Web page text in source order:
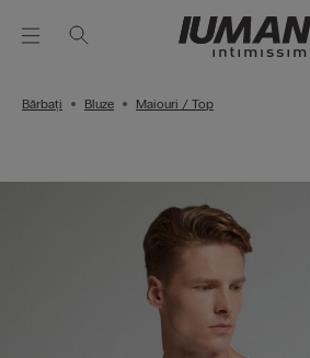
Bărbați Bluze Maiouri / Top